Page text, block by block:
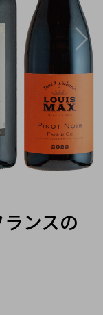
ランスの